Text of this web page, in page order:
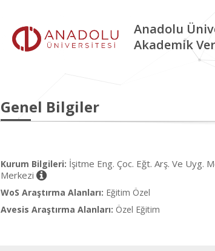
Anadolu
Akademik
Genel Bilgiler
Kurum Bilgileri: İşitme Eng. Çoc. Eğt. Arş. Ve Uyg.
Merkezi
WoS Araştırma Alanları: Eğitim Özel
Avesis Araştırma Alanları: Özel Eğitim